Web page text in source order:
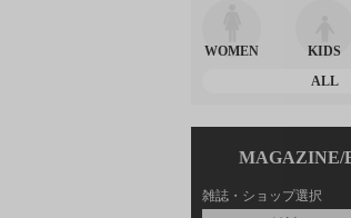
WOMEN KIDS
ALL
MAGAZINE/
雑誌・ショップ選択